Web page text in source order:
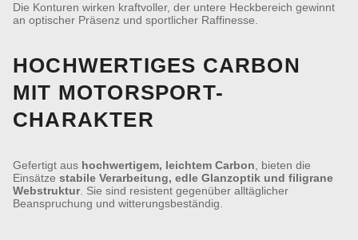
Die Konturen wirken kraftvoller, der untere Heckbereich gewinnt
an optischer Präsenz und sportlicher Raffinesse.
HOCHWERTIGES CARBON
MIT MOTORSPORT-
CHARAKTER
Gefertigt aus hochwertigem, leichtem Carbon , bieten die
Einsätze stabile Verarbeitung, edle Glanzoptik und filigrane
Webstruktur. Sie sind resistent gegenüber alltäglicher
Beanspruchung und witterungsbeständig.